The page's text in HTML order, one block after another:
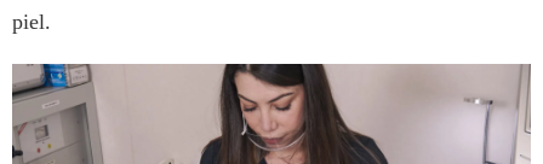
piel.